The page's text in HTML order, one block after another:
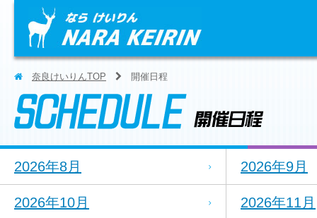
奈良けいりんTOP 開催日程
2026年8月 2026年9月
2026年10月 2026年11月